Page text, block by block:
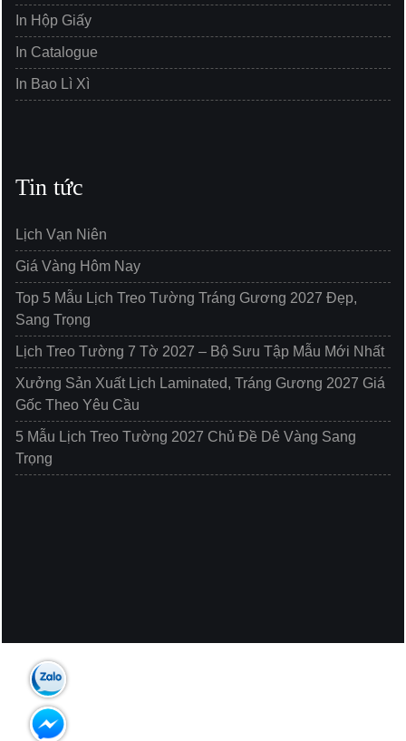
In Hộp Giấy
In Catalogue
In Bao Lì Xì
Tin tức
Lịch Vạn Niên
Giá Vàng Hôm Nay
Top 5 Mẫu Lịch Treo Tường Tráng Gương 2027 Đẹp,
Sang Trọng
Lịch Treo Tường 7 Tờ 2027 – Bộ Sưu Tập Mẫu Mới Nhất
Xưởng Sản Xuất Lịch Laminated, Tráng Gương 2027 Giá
Gốc Theo Yêu Cầu
5 Mẫu Lịch Treo Tường 2027 Chủ Đề Dê Vàng Sang
Trọng